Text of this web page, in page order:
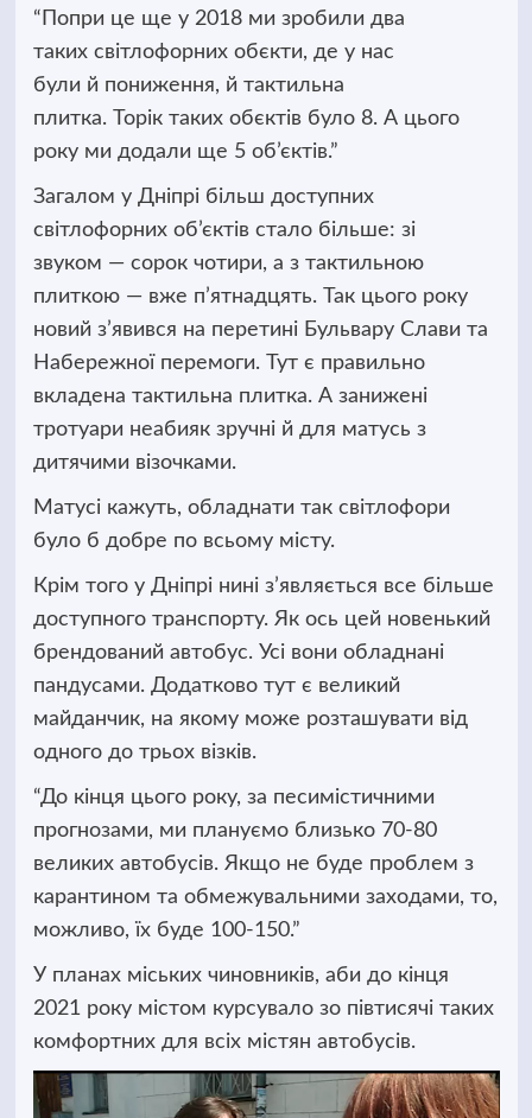
“Попри це ще у 2018 ми зробили два
таких світлофорних обєкти, де у нас
були й пониження, й тактильна
плитка. Торік таких обєктів було 8. А цього
року ми додали ще 5 об’єктів.”
Загалом у Дніпрі більш доступних
світлофорних об’єктів стало більше: зі
звуком — сорок чотири, а з тактильною
плиткою — вже п’ятнадцять. Так цього року
новий з’явився на перетині Бульвару Слави та
Набережної перемоги. Тут є правильно
вкладена тактильна плитка. А занижені
тротуари неабияк зручні й для матусь з
дитячими візочками.
Матусі кажуть, обладнати так світлофори
було б добре по всьому місту.
Крім того у Дніпрі нині з’являється все більше
доступного транспорту. Як ось цей новенький
брендований автобус. Усі вони обладнані
пандусами. Додатково тут є великий
майданчик, на якому може розташувати від
одного до трьох візків.
“До кінця цього року, за песимістичними
прогнозами, ми плануємо близько 70-80
великих автобусів. Якщо не буде проблем з
карантином та обмежувальними заходами, то,
можливо, їх буде 100-150.”
У планах міських чиновників, аби до кінця
2021 року містом курсувало зо півтисячі таких
комфортних для всіх містян автобусів.
Відеопрогравач